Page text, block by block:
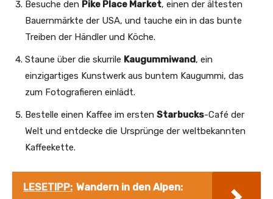
Besuche den Pike Place Market, einen der ältesten
Bauernmärkte der USA, und tauche ein in das bunte
Treiben der Händler und Köche.
Staune über die skurrile Kaugummiwand, ein
einzigartiges Kunstwerk aus buntem Kaugummi, das
zum Fotografieren einlädt.
Bestelle einen Kaffee im ersten Starbucks-Café der
Welt und entdecke die Ursprünge der weltbekannten
Kaffeekette.
LESETIPP: Wandern in den Alpen: